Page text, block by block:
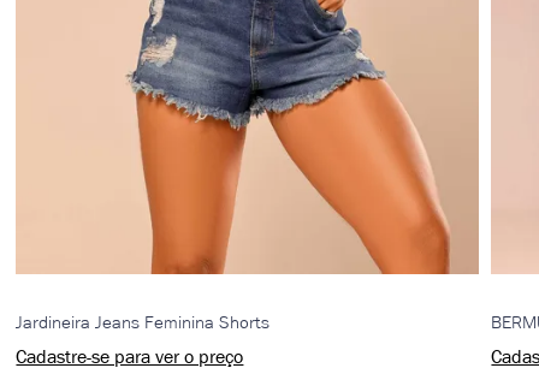
Jardineira Jeans Feminina Shorts
Cadastre-se para ver o preço